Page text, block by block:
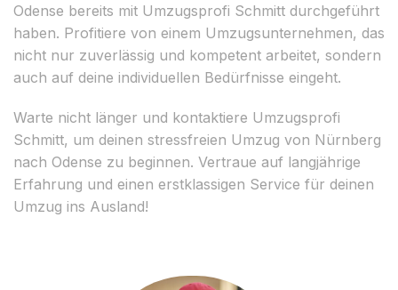
Odense bereits mit Umzugsprofi Schmitt durchgeführt
haben. Profitiere von einem Umzugsunternehmen, das
nicht nur zuverlässig und kompetent arbeitet, sondern
auch auf deine individuellen Bedürfnisse eingeht.
Warte nicht länger und kontaktiere Umzugsprofi
Schmitt, um deinen stressfreien Umzug von Nürnberg
nach Odense zu beginnen. Vertraue auf langjährige
Erfahrung und einen erstklassigen Service für deinen
Umzug ins Ausland!